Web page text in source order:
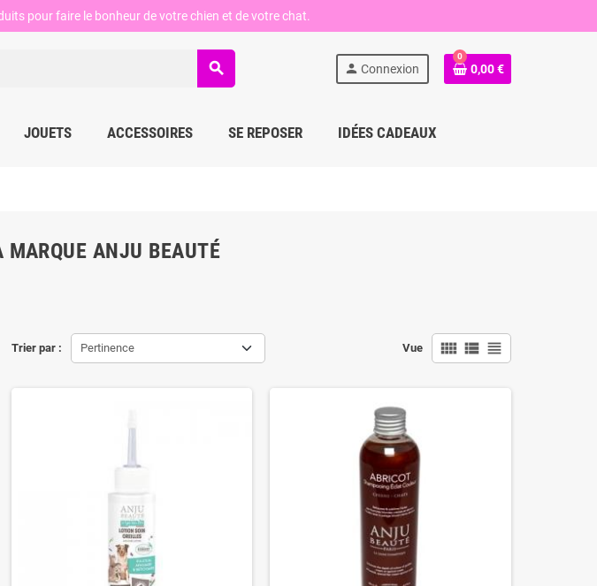
pour faire le bonheur de votre chien et de votre chat.
person Connexion
0
0,00 €
search
JOUETS ACCESSOIRES SE REPOSER IDÉES CADEAUX
MARQUE ANJU BEAUTÉ
Trier par : Pertinence Vue view_comfy view_list view_headline